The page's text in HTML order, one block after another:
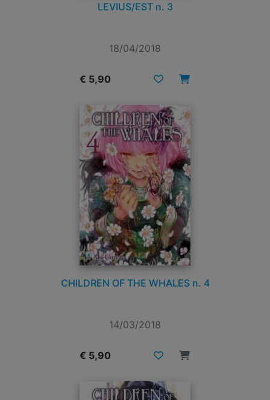
LEVIUS/EST n. 3
18/04/2018
€ 5,90
CHILDREN OF THE WHALES n. 4
14/03/2018
€ 5,90